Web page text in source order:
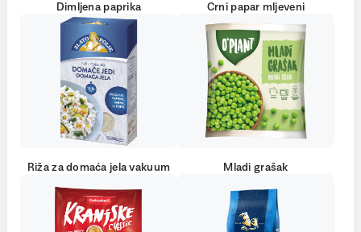
Dimljena paprika Crni papar mljeveni
Riža za domaća jela vakuum Mladi grašak